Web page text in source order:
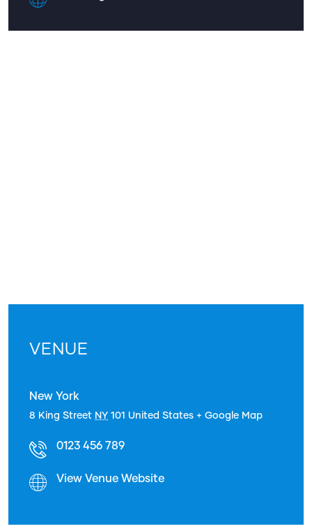
VENUE
New York
8 King Street NY 101 United States + Google Map
0123 456 789
View Venue Website